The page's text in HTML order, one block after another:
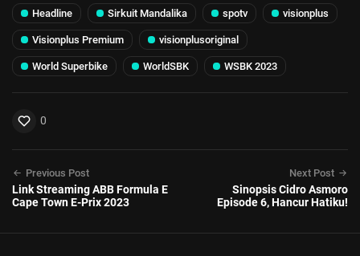
Headline Sirkuit Mandalika spotv visionplus
Visionplus Premium visionplusoriginal
World Superbike WorldSBK WSBK 2023
0
Previous Post
Link Streaming ABB Formula E
Cape Town E-Prix 2023
Next Post
Sinopsis Cidro Asmoro
Episode 6, Hancur Hatiku!